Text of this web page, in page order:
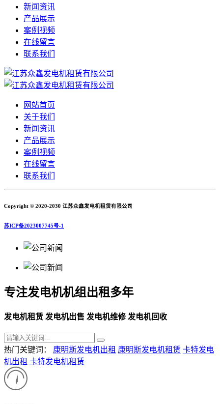
新闻资讯
产品展示
案例视频
在线留言
联系我们
网站首页
关于我们
新闻资讯
产品展示
案例视频
在线留言
联系我们
Copyright © 2020-2030 江苏众鑫发电机租赁有限公司
苏ICP备2023007745号-1
专注发电机机组出租多年
发电机租赁 发电机出售 发电机维修 发电机回收
热门关键词： 康明斯发电机出租 康明斯发电机租赁 卡特发电
机出租 卡特发电机租赁